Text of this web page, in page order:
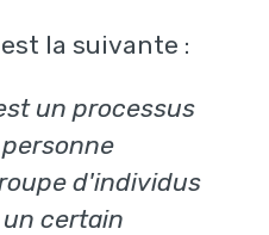
est la suivante :
un processus
d'individus
certain